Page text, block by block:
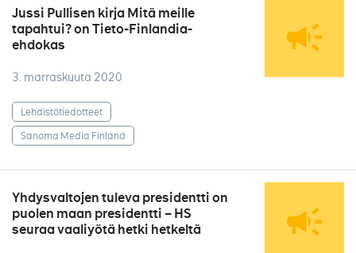
Jussi Pullisen kirja Mitä meille
tapahtui? on Tieto-Finlandia-
ehdokas
3. marraskuuta 2020
Lehdistötiedotteet
Sanoma Media Finland
Yhdysvaltojen tuleva presidentti on
puolen maan presidentti – HS
seuraa vaaliyötä hetki hetkeltä